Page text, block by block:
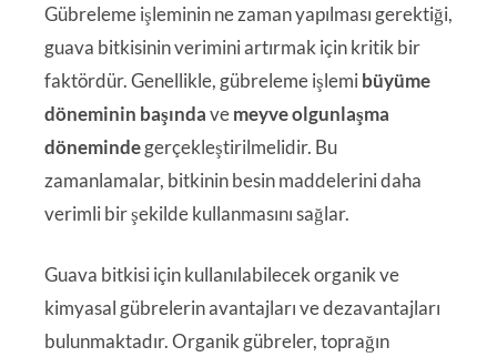
Gübreleme işleminin ne zaman yapılması gerektiği,
guava bitkisinin verimini artırmak için kritik bir
faktördür. Genellikle, gübreleme işlemibüyüme
döneminin başındavemeyve olgunlaşma
dönemindegerçekleştirilmelidir. Bu
zamanlamalar, bitkinin besin maddelerini daha
verimli bir şekilde kullanmasını sağlar.
Guava bitkisi için kullanılabilecek organik ve
kimyasal gübrelerin avantajları ve dezavantajları
bulunmaktadır. Organik gübreler, toprağın